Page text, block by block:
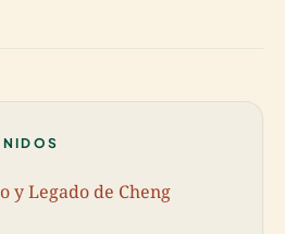
y Legado de Cheng